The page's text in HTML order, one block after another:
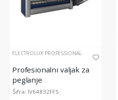
ELECTROLUX PROFESSIONAL
Profesionalni valjak za
peglanje
Šifra: IV64832FFS